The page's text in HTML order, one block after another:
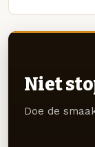
Niet
Doe de